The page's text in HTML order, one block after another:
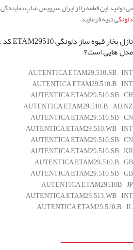
می توانید این قطعه را از ایران سرویس شاپ نمایندگی
دلونگی تهیه فرمایید.
مدل هایی است؟
AUTENTICA ETAM29.510.SB INT
AUTENTICA ETAM29.510.B INT
AUTENTICA ETAM29.510.SB CH
AUTENTICA ETAM29.510.B AU, NZ
AUTENTICA ETAM29.510.SB CN
AUTENTICA ETAM29.510.WB INT
AUTENTICA ETAM29.510.SB CN
AUTENTICA ETAM29.510.SB KR
AUTENTICA ETAM29.510.B GB
AUTENTICA ETAM29.510.SB GB
AUTENTICA ETAM29510B JP
AUTENTICA ETAM29.513.WB INT
AUTENTICA ETAM29.510.B IL